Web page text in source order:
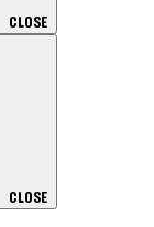
CLOSE
CLOSE